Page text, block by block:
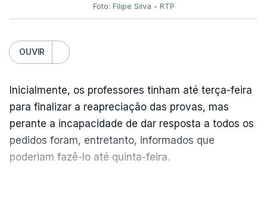
Foto: Filipe Silva - RTP
OUVIR
Inicialmente, os professores tinham até terça-feira
para finalizar a reapreciação das provas, mas
perante a incapacidade de dar resposta a todos os
pedidos foram, entretanto, informados que
poderiam fazê-lo até quinta-feira.